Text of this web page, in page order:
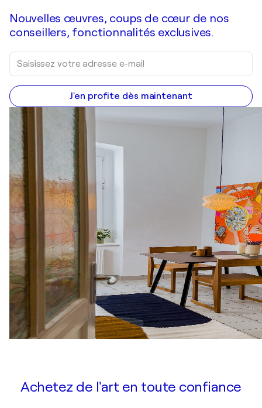
Nouvelles œuvres, coups de cœur de nos
conseillers, fonctionnalités exclusives.
J'en profite dès maintenant
Achetez de l'art en toute confiance